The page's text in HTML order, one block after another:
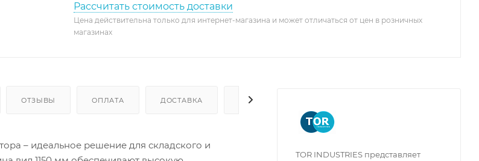
Рассчитать стоимость доставки
Цена действительна только для интернет-магазина и может отличаться от цен в розничных
магазинах
ОТЗЫВЫ ОПЛАТА ДОСТАВКА ГАРАНТИЯ И СЕРВИС
– идеальное решение для складского и
TOR INDUSTRIES представляет